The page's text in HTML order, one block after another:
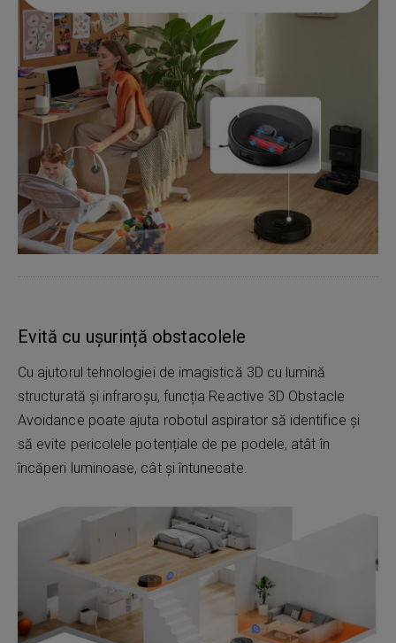
Evită cu ușurință obstacolele
Cu ajutorul tehnologiei de imagistică 3D cu lumină
structurată și infraroșu, funcția Reactive 3D Obstacle
Avoidance poate ajuta robotul aspirator să identifice și
să evite pericolele potențiale de pe podele, atât în
încăperi luminoase, cât și întunecate.